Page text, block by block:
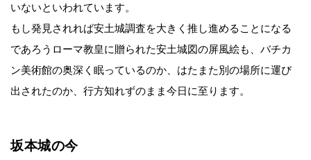
いないといわれています。
もし発見されれば安土城調査を大きく推し進めることになる
であろうローマ教皇に贈られた安土城図の屏風絵も、バチカ
ン美術館の奥深く眠っているのか、はたまた別の場所に運び
出されたのか、行方知れずのまま今日に至ります。
坂本城の今